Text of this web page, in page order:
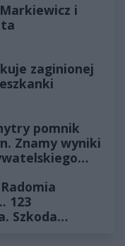
i
zaginionej
pomnik
Znamy wyniki
123
Szkoda